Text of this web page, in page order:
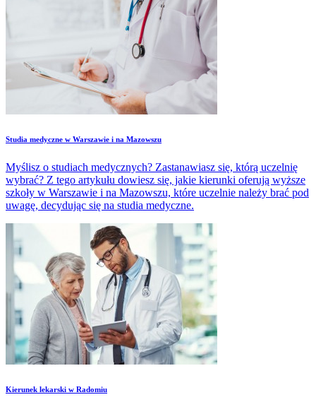
Studia medyczne w Warszawie i na Mazowszu
Myślisz o studiach medycznych? Zastanawiasz się, którą uczelnię
wybrać? Z tego artykułu dowiesz się, jakie kierunki oferują wyższe
szkoły w Warszawie i na Mazowszu, które uczelnie należy brać pod
uwagę, decydując się na studia medyczne.
Kierunek lekarski w Radomiu